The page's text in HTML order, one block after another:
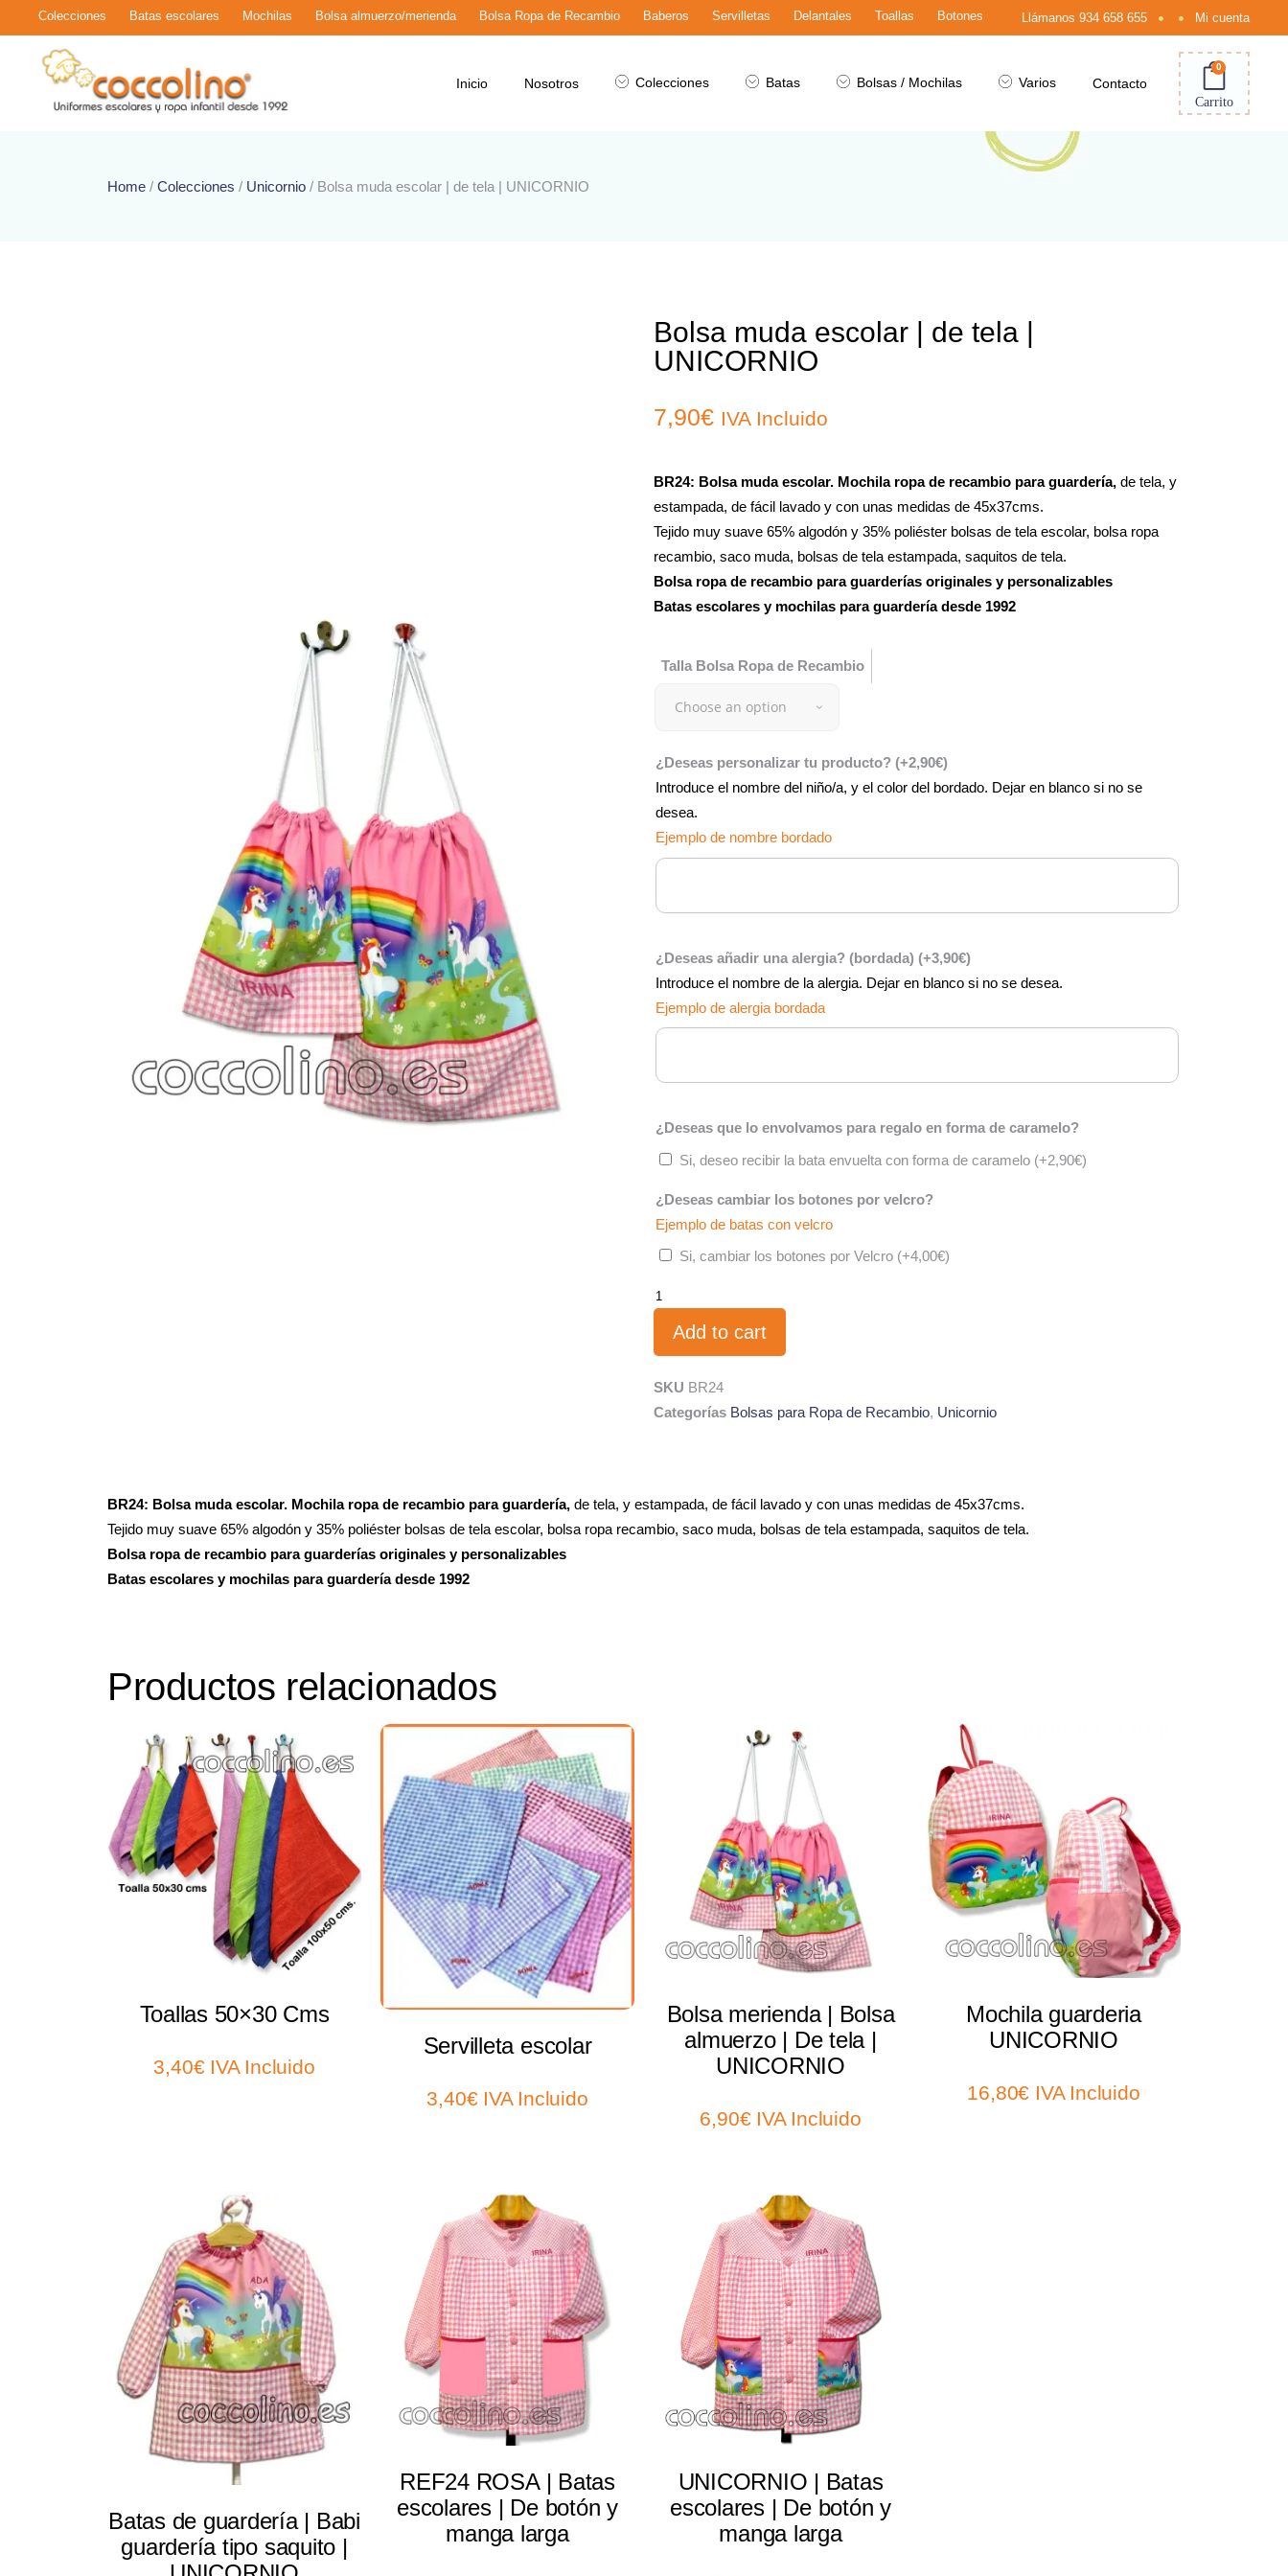
Colecciones Batas escolares Mochilas Bolsa almuerzo/merienda Bolsa Ropa de Recambio Baberos Servilletas Delantales Toallas Botones Llámanos 934 658 655 Mi cuenta
Inicio Nosotros Colecciones Batas Bolsas / Mochilas Varios Contacto
Carrito
0
Home / Colecciones / Unicornio / Bolsa muda escolar | de tela | UNICORNIO
Bolsa muda escolar | de tela |
UNICORNIO
7,90€ IVA Incluido
BR24: Bolsa muda escolar. Mochila ropa de recambio para guardería, de tela, y
estampada, de fácil lavado y con unas medidas de 45x37cms.
Tejido muy suave 65% algodón y 35% poliéster bolsas de tela escolar, bolsa ropa
recambio, saco muda, bolsas de tela estampada, saquitos de tela.
Bolsa ropa de recambio para guarderías originales y personalizables
Batas escolares y mochilas para guardería desde 1992
Talla Bolsa Ropa de Recambio
Choose an option
¿Deseas personalizar tu producto? (+2,90€)
Introduce el nombre del niño/a, y el color del bordado. Dejar en blanco si no se
desea.
Ejemplo de nombre bordado
¿Deseas añadir una alergia? (bordada) (+3,90€)
Introduce el nombre de la alergia. Dejar en blanco si no se desea.
Ejemplo de alergia bordada
¿Deseas que lo envolvamos para regalo en forma de caramelo?
Si, deseo recibir la bata envuelta con forma de caramelo (+2,90€)
¿Deseas cambiar los botones por velcro?
Ejemplo de batas con velcro
Si, cambiar los botones por Velcro (+4,00€)
Add to cart
SKU BR24
Categorías Bolsas para Ropa de Recambio, Unicornio
BR24: Bolsa muda escolar. Mochila ropa de recambio para guardería, de tela, y estampada, de fácil lavado y con unas medidas de 45x37cms.
Tejido muy suave 65% algodón y 35% poliéster bolsas de tela escolar, bolsa ropa recambio, saco muda, bolsas de tela estampada, saquitos de tela.
Bolsa ropa de recambio para guarderías originales y personalizables
Batas escolares y mochilas para guardería desde 1992
Productos relacionados
Select options
Toallas 50×30 Cms
3,40€ IVA Incluido
Select options
Servilleta escolar
3,40€ IVA Incluido
Select options
Bolsa merienda | Bolsa
almuerzo | De tela |
UNICORNIO
6,90€ IVA Incluido
Select options
Mochila guarderia
UNICORNIO
16,80€ IVA Incluido
Select options
Batas de guardería | Babi
guardería tipo saquito |
Select options
REF24 ROSA | Batas
escolares | De botón y
manga larga
Select options
UNICORNIO | Batas
escolares | De botón y
manga larga